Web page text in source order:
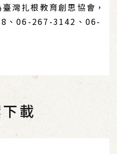
灣扎根教育創思協會，
、06-267-3142、06-
載